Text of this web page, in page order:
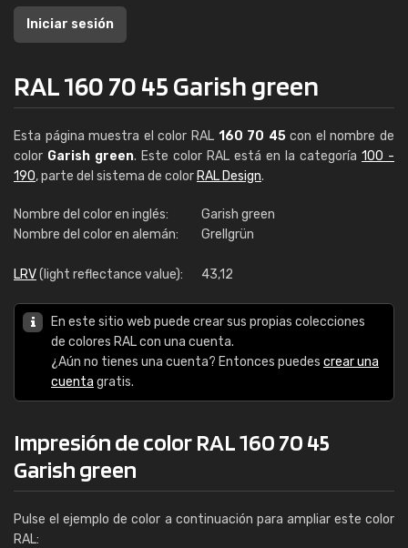
Iniciar sesión
RAL 160 70 45 Garish green
Esta página muestra el color RAL 160 70 45con el nombre de
color Garish green. Este color RAL está en la categoría 100 -
190, parte del sistema de color RAL Design.
Nombre del color en inglés:
Garish green
Nombre del color en alemán:
Grellgrün
LRV(light reflectance value): 43,12
En este sitio web puede crear sus propias colecciones
de colores RAL con una cuenta.
¿Aún no tienes una cuenta? Entonces puedes crear una
cuenta gratis.
Impresión de color RAL 160 70 45
Garish green
Pulse el ejemplo de color a continuación para ampliar este color
RAL: